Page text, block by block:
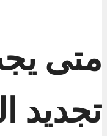
متى
تجديد